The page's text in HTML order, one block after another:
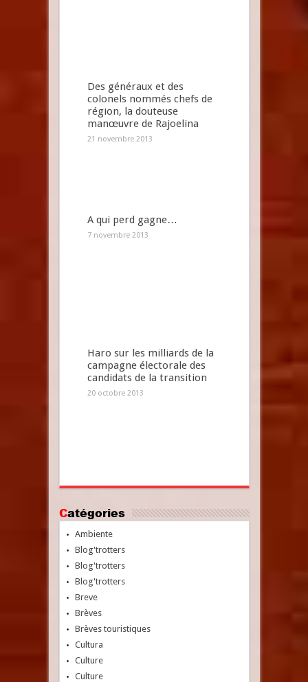
Des généraux et des
colonels nommés chefs de
région, la douteuse
manœuvre de Rajoelina
21 novembre 2013
A qui perd gagne…
7 novembre 2013
Haro sur les milliards de la
campagne électorale des
candidats de la transition
20 octobre 2013
Catégories
Ambiente
Blog'trotters
Blog'trotters
Blog'trotters
Breve
Brèves
Brèves touristiques
Cultura
Culture
Culture